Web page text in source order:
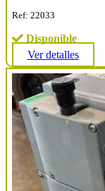
Ref: 22033
Disponible
Ver detalles